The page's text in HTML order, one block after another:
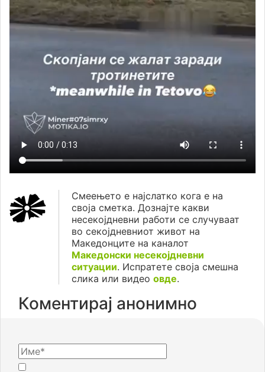
Смеењето е најслатко кога е на
своја сметка. Дознајте какви
несекојдневни работи се случуваат
во секојдневниот живот на
Македонците на каналот
Македонски несекојдневни
ситуации. Испратете своја смешна
слика или видео овде.
Коментирај анонимно